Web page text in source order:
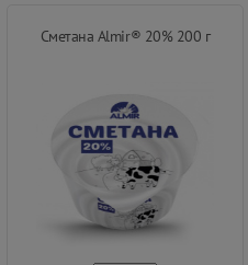
Сметана Almir® 20% 200 г